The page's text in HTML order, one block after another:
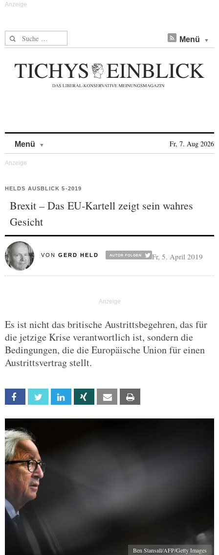
Suche nach: Menü
Menü Fr, 7. Aug 2026
HELDS AUSBLICK 5-2019
Brexit – Das EU-Kartell zeigt sein wahres
Gesicht
VON GERD HELD Fr, 5. April 2019
Es ist nicht das britische Austrittsbegehren, das für
die jetzige Krise verantwortlich ist, sondern die
Bedingungen, die die Europäische Union für einen
Austrittsvertrag stellt.
Facebook Twitter Linkedin Xing Email
Ben Stansall/AFP/Getty Images